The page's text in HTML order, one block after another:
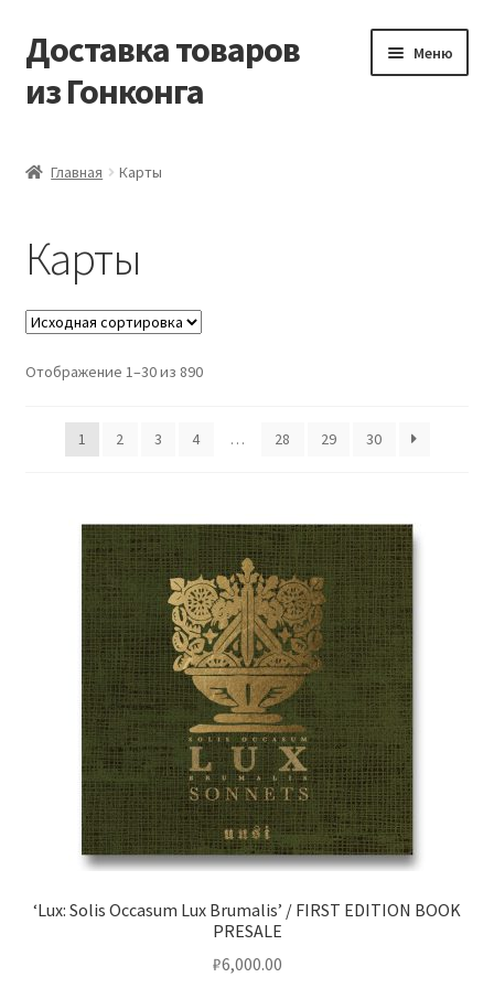
Перейти
к
навигации
Перейти
к
содержимому
Доставка товаров
из Гонконга
Меню
Корзина
Мой аккаунт
Новости
Оптовый склад
Диагностика кондиционеров
Заправка кондиционеров
Монтаж и установка кондиционеров
Монтаж промышленных и полупромышленных
кондиционеров
Монтаж систем ВРВ
Мульти-сплит-системы и другие сложные решения
Главная Карты
Карты
Отображение 1–30 из 890
1 2 3 4 … 28 29 30
‘Lux: Solis Occasum Lux Brumalis’ / FIRST EDITION BOOK
PRESALE
₽6,000.00